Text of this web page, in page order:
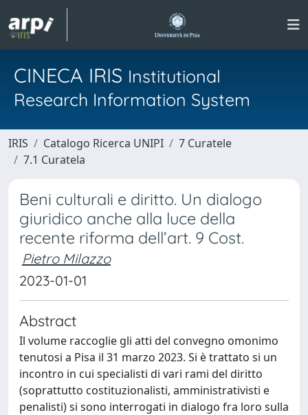
CINECA IRIS Institutional
Research Information System
IRIS Catalogo Ricerca UNIPI
7 Curatele
7.1 Curatela
Beni culturali e diritto. Un dialogo
giuridico anche alla luce della
recente riforma dell’art. 9 Cost.
Pietro Milazzo
2023-01-01
Abstract
Il volume raccoglie gli atti del convegno omonimo
tenutosi a Pisa il 31 marzo 2023. Si è trattato si un
incontro in cui specialisti di vari rami del diritto
(soprattutto costituzionalisti, amministrativisti e
penalisti) si sono interrogati in dialogo fra loro sulla